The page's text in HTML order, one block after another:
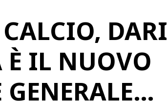
È IL NUOVO
GENERALE…